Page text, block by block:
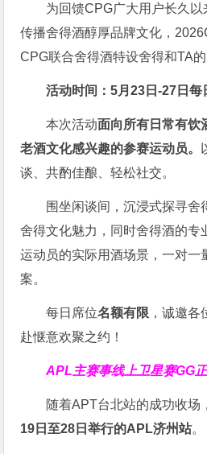
为回馈CPG广大用户长久
传播舍得酒醇厚品牌文化，
CPG联合舍得酒特设舍得和TA的
活动时间：5月23日-27日每
本次活动面向所有日常有饮
老酒文化感兴趣的参赛运动员。
谈、共酌佳酿、轻松社交。
围坐闲谈间，沉浸式探寻舍
舍得文化魅力，同时舍得酒的专
运动员的实际用酒场景，一对一
案。
每日席位名额有限 ，诚邀
赴惬意欢聚之约！
APL主赛事线上卫星赛GG
随着APT台北站的成功收场
19 日至28 日举行的APL济州站。